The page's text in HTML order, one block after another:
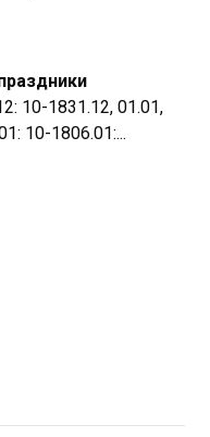
10-1831.12, 01.01,
10-1806.01:...